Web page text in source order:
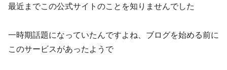
最近までこの公式サイトのことを知りませんでした
一時期話題になっていたんですよね、ブログを始める前に
このサービスがあったようで